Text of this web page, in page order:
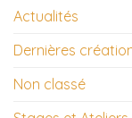
Actualités
Dernières
Non classé